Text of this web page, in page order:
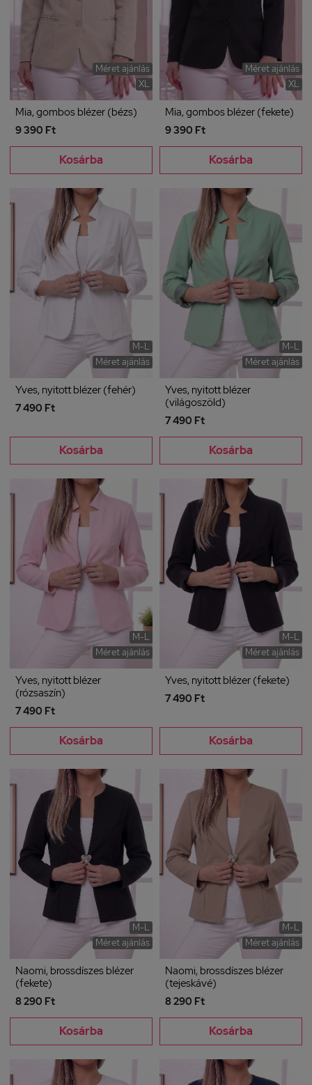
Méret ajánlás
XL
Mia, gombos blézer (bézs)
9 390 Ft
Kosárba
Méret ajánlás
XL
Mia, gombos blézer (fekete)
9 390 Ft
Kosárba
M-L
Méret ajánlás
Yves, nyitott blézer (fehér)
7 490 Ft
Kosárba
M-L
Méret ajánlás
Yves, nyitott blézer
(világoszöld)
7 490 Ft
Kosárba
M-L
Méret ajánlás
Yves, nyitott blézer
(rózsaszín)
7 490 Ft
Kosárba
M-L
Méret ajánlás
Yves, nyitott blézer (fekete)
7 490 Ft
Kosárba
M-L
Méret ajánlás
Naomi, brossdíszes blézer
(fekete)
8 290 Ft
Kosárba
M-L
Méret ajánlás
Naomi, brossdíszes blézer
(tejeskávé)
8 290 Ft
Kosárba